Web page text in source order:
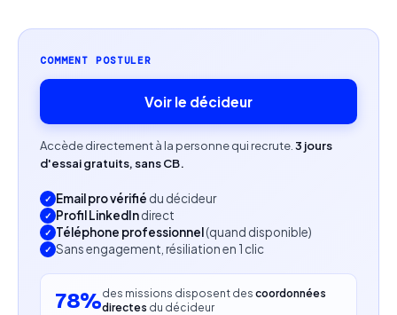
Expérience sur des missions similaires de
transformation digitale.
Capacité à s'intégrer rapidement dans un
environnement international et à piloter des
projets transverses.
COMMENT POSTULER
Voir le décideur
Accède directement à la personne qui recrute. 3 jours
d'essai gratuits, sans CB.
Email pro vérifié du décideur
Profil LinkedIndirect
Téléphone professionnel(quand disponible)
Sans engagement, résiliation en 1 clic
78%des missions disposent des coordonnées
directes du décideur